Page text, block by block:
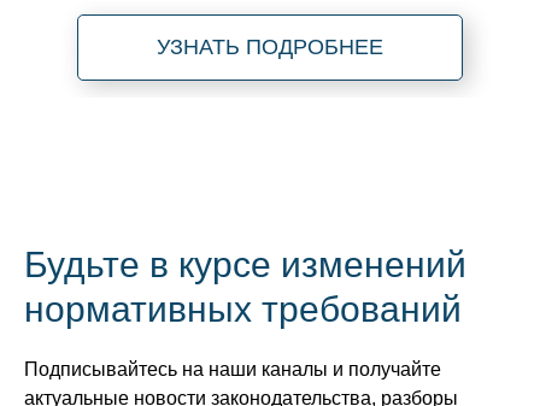
УЗНАТЬ ПОДРОБНЕЕ
Будьте в курсе изменений
нормативных требований
Подписывайтесь на наши каналы и получайте
актуальные новости законодательства, разборы